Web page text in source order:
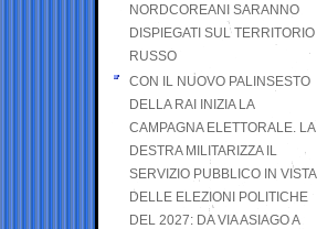
NORDCOREANI SARANNO
DISPIEGATI SUL TERRITORIO
RUSSO
CON IL NUOVO PALINSESTO
DELLA RAI INIZIA LA
CAMPAGNA ELETTORALE. LA
DESTRA MILITARIZZA IL
SERVIZIO PUBBLICO IN VISTA
DELLE ELEZIONI POLITICHE
DEL 2027: DA VIA ASIAGO A